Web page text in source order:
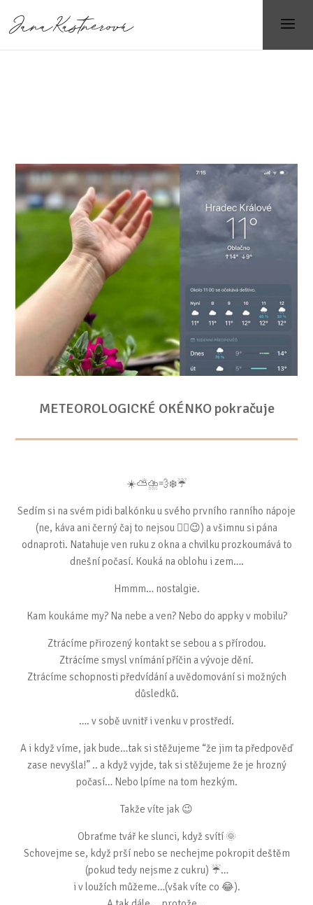
METEOROLOGICKÉ OKÉNKO pokračuje
☀️⛅️⛈️💨❄️☔️
Sedím si na svém pidi balkónku u svého prvního ranního nápoje
(ne, káva ani černý čaj to nejsou ☝🏻😉) a všimnu si pána
odnaproti. Natahuje ven ruku z okna a chvilku prozkoumává to
dnešní počasí. Kouká na oblohu i zem….
Hmmm… nostalgie.
Kam koukáme my? Na nebe a ven? Nebo do appky v mobilu?
Ztrácíme přirozený kontakt se sebou a s přírodou.
Ztrácíme smysl vnímání příčin a vývoje dění.
Ztrácíme schopnosti předvídání a uvědomování si možných
důsledků.
…. v sobě uvnitř i venku v prostředí.
A i když víme, jak bude…tak si stěžujeme “že jim ta předpověď
zase nevyšla!” .. a když vyjde, tak si stěžujeme že je hrozný
počasí… Nebo lpíme na tom hezkým.
Takže víte jak 😉
Obraťme tvář ke slunci, když svítí 🌞
Schovejme se, když prší nebo se nechejme pokropit deštěm
(pokud tedy nejsme z cukru) ☔️…
i v loužích můžeme…(však víte co 😂).